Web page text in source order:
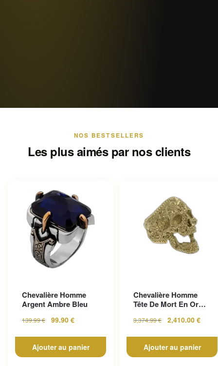
NOS BESTSELLERS
Les plus aimés par nos clients
Chevalière Homme
Argent Ambre Bleu
139.99€ 99.90 €
Ajouter au panier
Chevalière Homme
Tête De Mort En Or
Gothique...
3,374.99€ 2,410.00 €
Ajouter au panier